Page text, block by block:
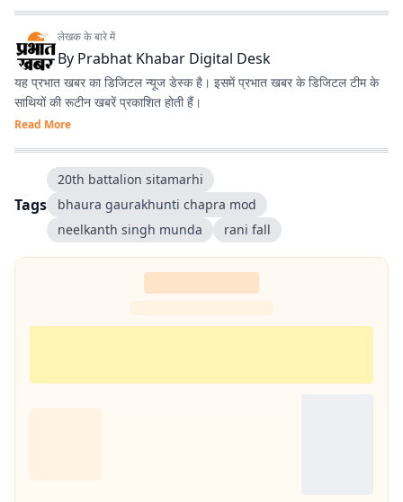
लेखक के बारे में
By Prabhat Khabar Digital Desk
यह प्रभात खबर का डिजिटल न्यूज डेस्क है। इसमें प्रभात खबर के डिजिटल टीम के
साथियों की रूटीन खबरें प्रकाशित होती हैं।
Read More
Tags
20th battalion sitamarhi
bhaura gaurakhunti chapra mod
neelkanth singh munda
rani fall